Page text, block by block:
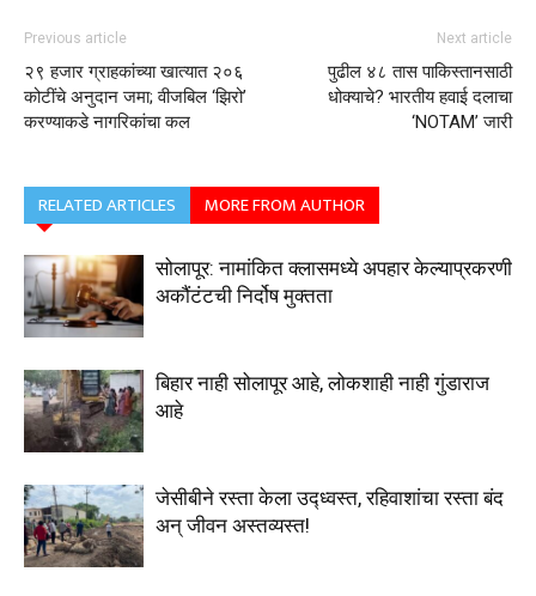
Previous article
२९ हजार ग्राहकांच्या खात्यात २०६
कोटींचे अनुदान जमा; वीजबिल ‘झिरो’
करण्याकडे नागरिकांचा कल
Next article
पुढील ४८ तास पाकिस्तानसाठी
धोक्याचे? भारतीय हवाई दलाचा
‘NOTAM’ जारी
RELATED ARTICLES MORE FROM AUTHOR
सोलापूर: नामांकित क्लासमध्ये अपहार केल्याप्रकरणी
अकौंटंटची निर्दोष मुक्तता
बिहार नाही सोलापूर आहे, लोकशाही नाही गुंडाराज
आहे
जेसीबीने रस्ता केला उद्ध्वस्त, रहिवाशांचा रस्ता बंद
अन्‌ जीवन अस्तव्यस्त!